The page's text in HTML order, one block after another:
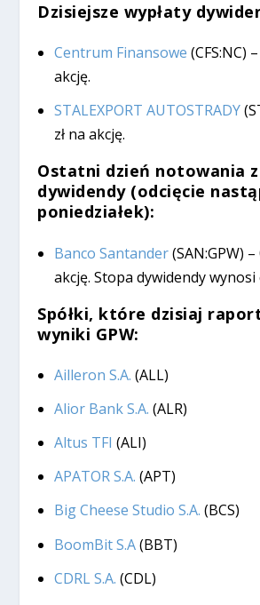
Dzisiejsze wypłaty
Centrum Finansowe (CFS:NC)
akcję.
STALEXPORT AUTOSTRADY
zł na akcję.
Ostatni dzień notowania
dywidendy (odcięcie
poniedziałek):
Banco Santander(SAN:GPW) –
akcję. Stopa dywidendy wynosi
Spółki, które dzisiaj
wyniki GPW:
Ailleron S.A. (ALL)
Alior Bank S.A. (ALR)
Altus TFI (ALI)
APATOR S.A. (APT)
Big Cheese Studio S.A. (BCS)
BoomBit S.A(BBT)
CDRL S.A. (CDL)